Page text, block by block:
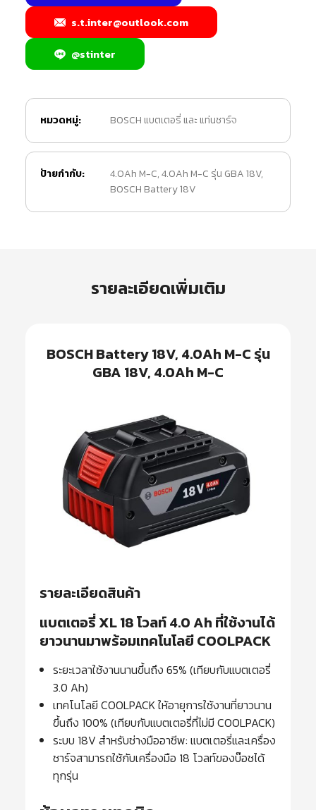
s.t.inter@outlook.com
@stinter
หมวดหมู่: BOSCH แบตเตอรี่ และ แท่นชาร์จ
ป้ายกำกับ: 4.0Ah M-C,4.0Ah M-C รุ่น GBA 18V,
BOSCH Battery 18V
รายละเอียดเพิ่มเติม
BOSCH Battery 18V, 4.0Ah M-C รุ่น
GBA 18V, 4.0Ah M-C
รายละเอียดสินค้า
แบตเตอรี่ XL 18 โวลท์ 4.0 Ah ที่ใช้งานได้
ยาวนานมาพร้อมเทคโนโลยี COOLPACK
ระยะเวลาใช้งานนานขึ้นถึง 65% (เทียบกับแบตเตอรี่
3.0 Ah)
เทคโนโลยี COOLPACK ให้อายุการใช้งานที่ยาวนาน
ขึ้นถึง 100% (เทียบกับแบตเตอรี่ที่ไม่มี COOLPACK)
ระบบ 18V สำหรับช่างมืออาชีพ: แบตเตอรี่และเครื่อง
ชาร์จสามารถใช้กับเครื่องมือ 18 โวลท์ของบ๊อชได้
ทุกรุ่น